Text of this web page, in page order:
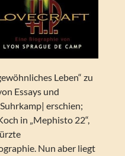
Leben“ zu
Essays und
erschien;
in „Mephisto 22“,
Nun aber liegt